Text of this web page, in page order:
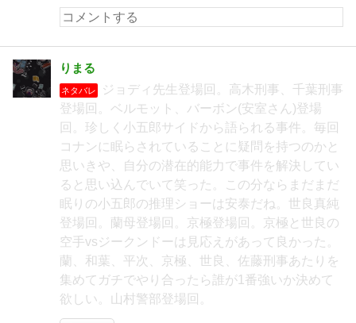
りまる
ネタバレ
ジョディ先生登場回。高木刑事、千葉刑事
登場回。ベルモット、バーボン(安室さん)登場
回。珍しく小五郎サイドから語られる事件。毎回
コナンに眠らされていることに疑問を持つのかと
思いきや、自分の潜在的能力で事件を解決してい
ると思い込んでいて笑った。この分ならまだまだ
眠りの小五郎の推理ショーは安泰だね。世良真純
登場回。蘭母登場回。京極登場回。京極と世良の
空手vsジークンドーは見応えがあって良かった。
蘭、和葉、平次、京極、世良、佐藤刑事あたりを
集めてガチでやり合ったら誰が1番強いか決めて
欲しい。山村警部登場回。